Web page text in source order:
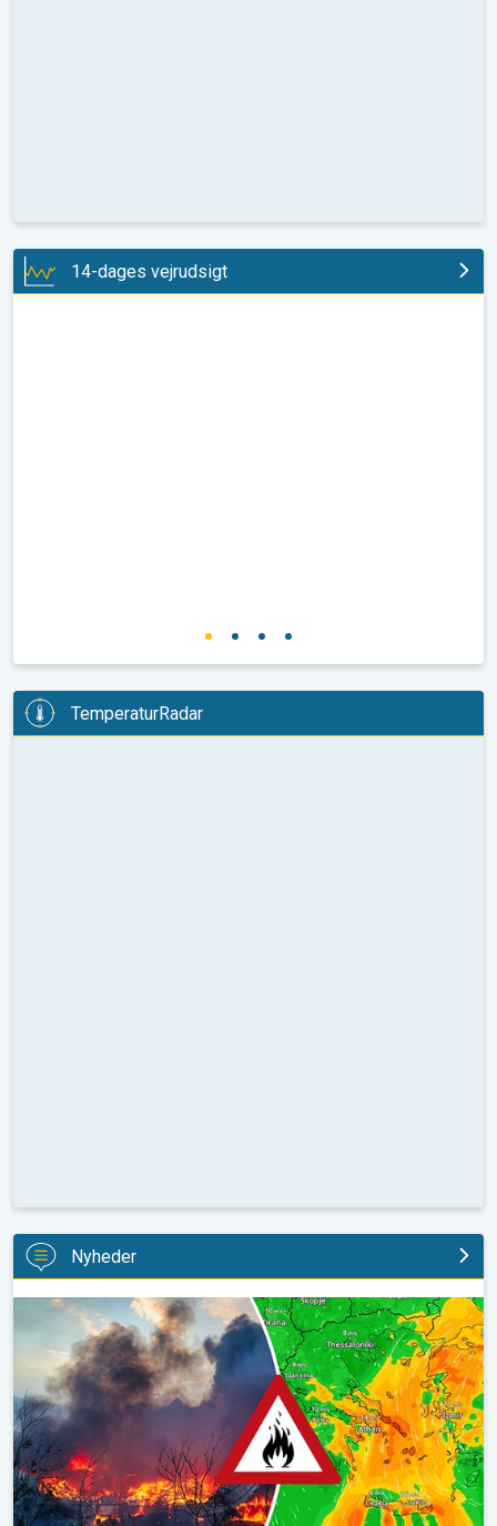
14-dages vejrudsigt
TemperaturRadar
Nyheder
Skovbrande hærger også i Sydøsteuropa. Hed varme og